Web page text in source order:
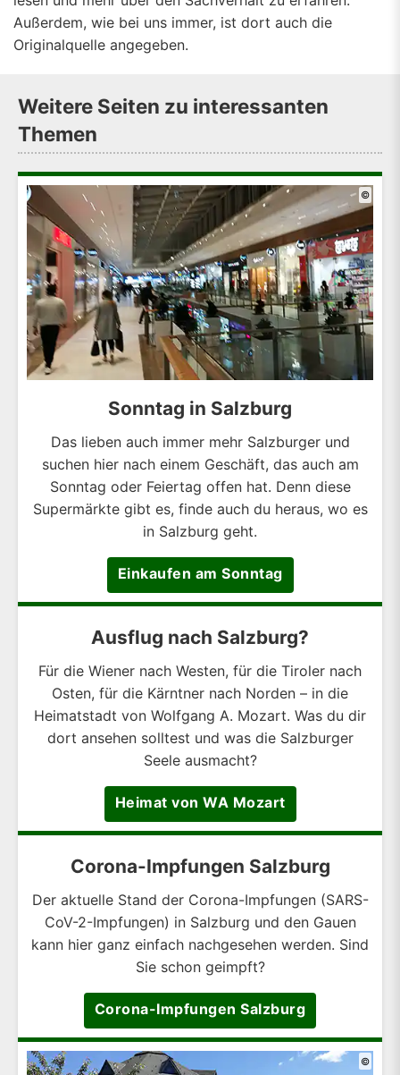
Außerdem, wie bei uns immer, ist dort auch die
Originalquelle angegeben.
Weitere Seiten zu interessanten
Themen
©
Sonntag in Salzburg
Das lieben auch immer mehr Salzburger und
suchen hier nach einem Geschäft, das auch am
Sonntag oder Feiertag offen hat. Denn diese
Supermärkte gibt es, finde auch du heraus, wo es
in Salzburg geht.
Einkaufen am Sonntag
Ausflug nach Salzburg?
Für die Wiener nach Westen, für die Tiroler nach
Osten, für die Kärntner nach Norden – in die
Heimatstadt von Wolfgang A. Mozart. Was du dir
dort ansehen solltest und was die Salzburger
Seele ausmacht?
Heimat von WA Mozart
Corona-Impfungen Salzburg
Der aktuelle Stand der Corona-Impfungen (SARS-
CoV-2-Impfungen) in Salzburg und den Gauen
kann hier ganz einfach nachgesehen werden. Sind
Sie schon geimpft?
Corona-Impfungen Salzburg
©